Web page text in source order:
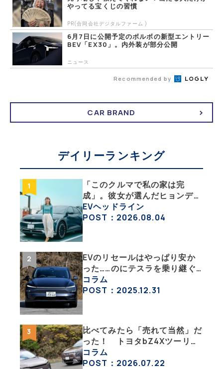
やってる宝くじの習慣
PR(合同会社デジタルファーム )
6月7日に公開予定のボルボの新型エントリー
BEV「EX30」。内外装が部分公開
ニュース
Recommended by
CAR BRAND
デイリーランキング
「このクルマで私の家は完
成」。彼女が選んだヒョンデ
「IONIQ 5」の「エネルギーハ
ック」な生活【ななみんEVレ
EVヘッドライン
POST：2026.08.04
EVのリセールはやっぱり安か
った……のにテスラを乗り継ぐ
ってどういうこと？ 【テスラ
沼にはまった大学教授のEV生
コラム
POST：2025.12.31
比べてみたら「売れて当然」だ
った！ トヨタbZ4Xツーリン
グ＆スバル・トレイルシーカー
が販売絶好調なワケ
コラム
POST：2026.07.22